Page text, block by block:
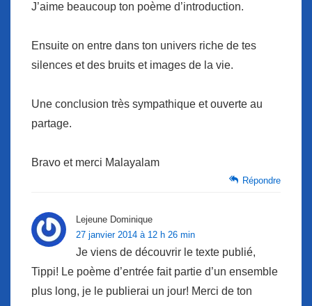
J’aime beaucoup ton poème d’introduction.
Ensuite on entre dans ton univers riche de tes
silences et des bruits et images de la vie.
Une conclusion très sympathique et ouverte au
partage.
Bravo et merci Malayalam
Répondre
Lejeune Dominique
27 janvier 2014 à 12 h 26 min
Je viens de découvrir le texte publié,
Tippi! Le poème d’entrée fait partie d’un ensemble
plus long, je le publierai un jour! Merci de ton